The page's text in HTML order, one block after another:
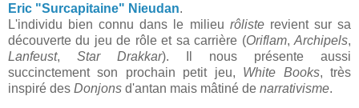
Eric "Surcapitaine" Nieudan.
L'individu bien connu dans le milieu rôliste revient sur sa
découverte du jeu de rôle et sa carrière (Oriflam,Archipels,
Lanfeust, Star Drakkar). Il nous présente aussi
succinctement son prochain petit jeu, White Books, très
inspiré des Donjons d'antan mais mâtiné de narrativisme.